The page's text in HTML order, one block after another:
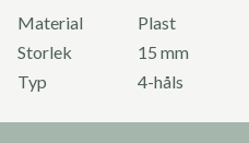
Material
Plast
Storlek
15 mm
Typ
4-håls